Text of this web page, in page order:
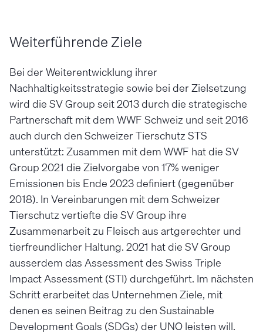
Weiterführende Ziele
Bei der Weiterentwicklung ihrer
Nachhaltigkeitsstrategie sowie bei der Zielsetzung
wird die SV Group seit 2013 durch die strategische
Partnerschaft mit dem WWF Schweiz und seit 2016
auch durch den Schweizer Tierschutz STS
unterstützt: Zusammen mit dem WWF hat die SV
Group 2021 die Zielvorgabe von 17% weniger
Emissionen bis Ende 2023 definiert (gegenüber
2018). In Vereinbarungen mit dem Schweizer
Tierschutz vertiefte die SV Group ihre
Zusammenarbeit zu Fleisch aus artgerechter und
tierfreundlicher Haltung. 2021 hat die SV Group
ausserdem das Assessment des Swiss Triple
Impact Assessment (STI) durchgeführt. Im nächsten
Schritt erarbeitet das Unternehmen Ziele, mit
denen es seinen Beitrag zu den Sustainable
Development Goals (SDGs) der UNO leisten will.